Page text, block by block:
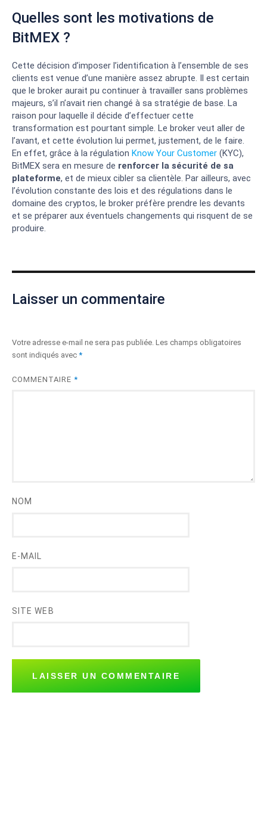
Quelles sont les motivations de
BitMEX ?
Cette décision d’imposer l’identification à l’ensemble de ses
clients est venue d’une manière assez abrupte. Il est certain
que le broker aurait pu continuer à travailler sans problèmes
majeurs, s’il n’avait rien changé à sa stratégie de base. La
raison pour laquelle il décide d’effectuer cette
transformation est pourtant simple. Le broker veut aller de
l’avant, et cette évolution lui permet, justement, de le faire.
En effet, grâce à la régulation Know Your Customer (KYC),
BitMEX sera en mesure de renforcer la sécurité de sa
plateforme, et de mieux cibler sa clientèle. Par ailleurs, avec
l’évolution constante des lois et des régulations dans le
domaine des cryptos, le broker préfère prendre les devants
et se préparer aux éventuels changements qui risquent de se
produire.
Laisser un commentaire
Votre adresse e-mail ne sera pas publiée. Les champs obligatoires
sont indiqués avec *
COMMENTAIRE *
NOM
E-MAIL
SITE WEB